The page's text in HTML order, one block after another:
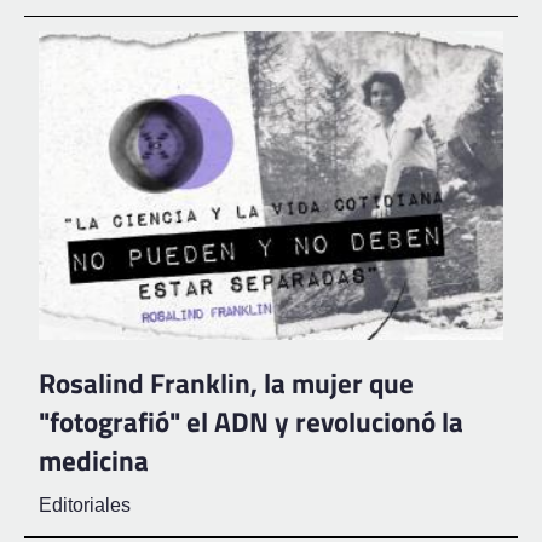
Rosalind Franklin, la mujer que
"fotografió" el ADN y revolucionó la
medicina
Editoriales